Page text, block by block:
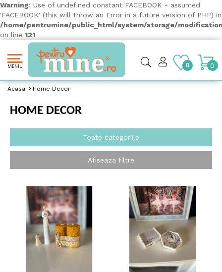
Warning: Use of undefined constant FACEBOOK - assumed
'FACEBOOK' (this will throw an Error in a future version of PHP) in
/home/pentrumine/public_html/system/storage/
on line 121
MENIU 0 0
Acasa Home Decor
HOME DECOR
Toate categoriile
Afiseaza filtre